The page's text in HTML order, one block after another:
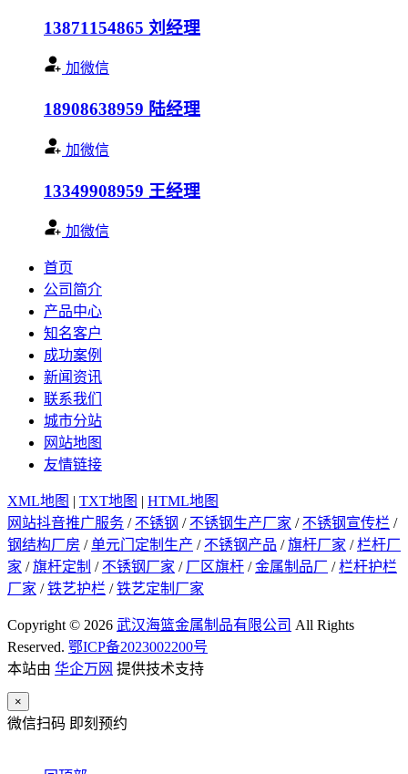
13871154865 刘经理
加微信
18908638959 陆经理
加微信
13349908959 王经理
加微信
首页
公司简介
产品中心
知名客户
成功案例
新闻资讯
联系我们
城市分站
网站地图
友情链接
XML地图 | TXT地图 | HTML地图
网站抖音推广服务 / 不锈钢 / 不锈钢生产厂家 / 不锈钢宣传栏 /
钢结构厂房 /单元门定制生产 / 不锈钢产品 /旗杆厂家 /栏杆厂
家 /旗杆定制 / 不锈钢厂家 / 厂区旗杆 /金属制品厂 /栏杆护栏
厂家 /铁艺护栏 /铁艺定制厂家
Copyright © 2026 武汉海篮金属制品有限公司 All Rights
Reserved. 鄂ICP备2023002200号
本站由 华企万网 提供技术支持
×
微信扫码 即刻预约